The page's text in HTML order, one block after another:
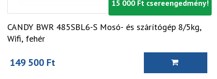
15 000 Ft csereengedmény!
CANDY BWR 485SBL6-S Mosó- és szárítógép 8/5kg,
Wifi, fehér
149 500 Ft